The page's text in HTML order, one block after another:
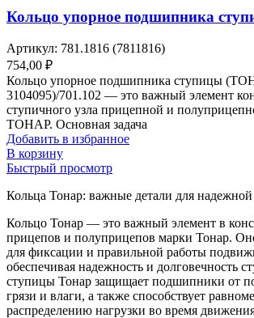
Кольцо упорное подшипника
Артикул: 781.1816 (7811816)
754,00 ₽
Кольцо упорное подшипника ступицы
3104095)/701.102 — это важный элемент
ступичного узла прицепной и
ТОНАР. Основная задача
Добавить в избранное
В корзину
Быстрый просмотр
Кольца Тонар: важные детали для
Кольцо Тонар — это важный элемент в
прицепов и полуприцепов марки Тонар.
для фиксации и правильной работы
обеспечивая надежность и долговечность
ступицы Тонар защищает подшипники от
грязи и влаги, а также способствует
распределению нагрузки во время